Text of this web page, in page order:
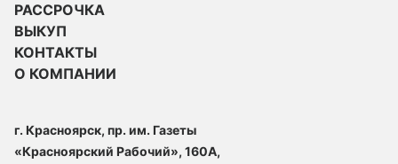
РАССРОЧКА
ВЫКУП
КОНТАКТЫ
О КОМПАНИИ
г. Красноярск, пр. им. Газеты
«Красноярский Рабочий», 160А,